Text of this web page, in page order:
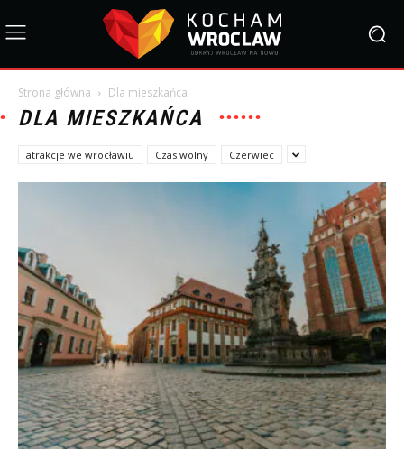
Strona główna Dla mieszkańca
DLA MIESZKAŃCA
atrakcje we wrocławiu Czas wolny Czerwiec